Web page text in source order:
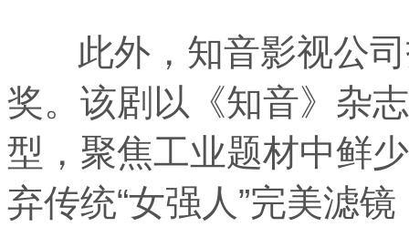
此外，知音影视公司
奖。该剧以《知音》杂
型，聚焦工业题材中鲜
弃传统“女强人”完美滤